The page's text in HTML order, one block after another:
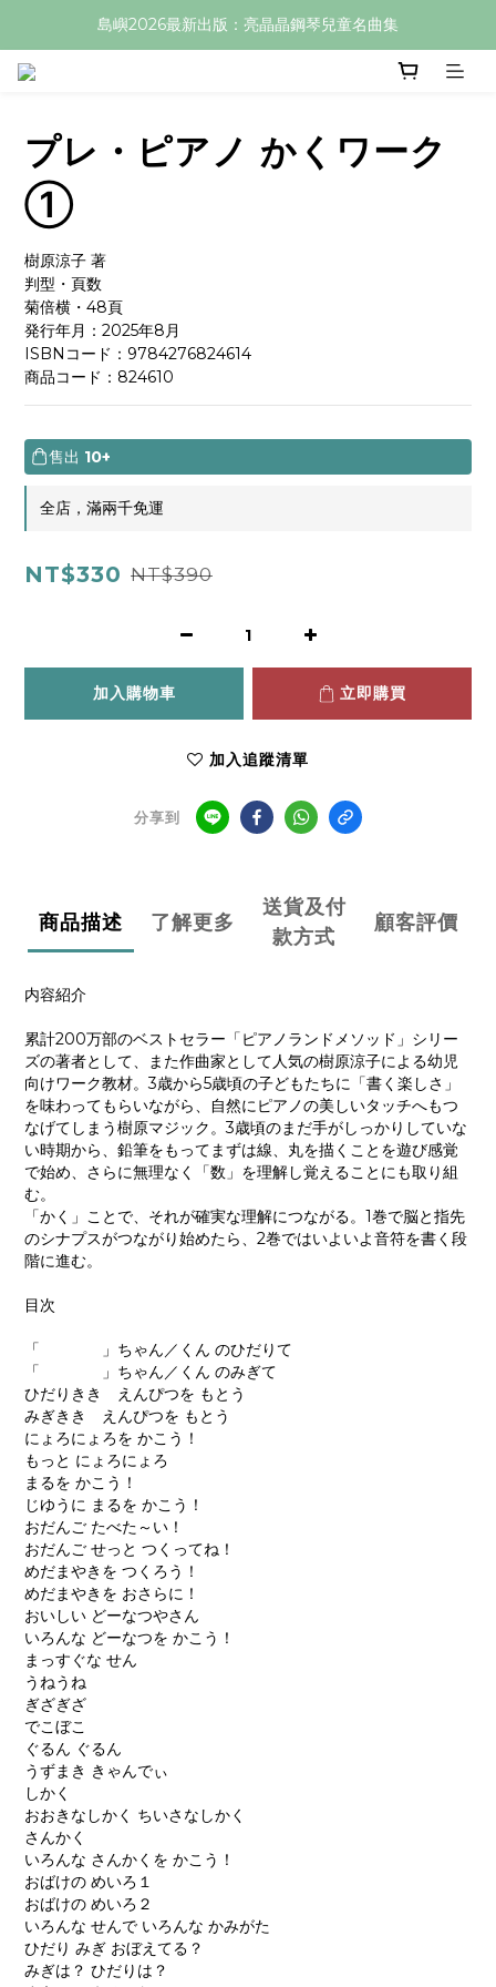
島嶼2026最新出版：亮晶晶鋼琴兒童名曲集
プレ・ピアノ かくワーク
①
樹原涼子 著
判型・頁数
菊倍横・48頁
発行年月：2025年8月
ISBNコード：9784276824614
商品コード：824610
售出 10+
全店，滿兩千免運
NT$330 NT$390
加入購物車 立即購買
加入追蹤清單
分享到
商品描述 了解更多
送貨及付
款方式
顧客評價
内容紹介
累計200万部のベストセラー「ピアノランドメソッド」シリー
ズの著者として、また作曲家として人気の樹原涼子による幼児
向けワーク教材。3歳から5歳頃の子どもたちに「書く楽しさ」
を味わってもらいながら、自然にピアノの美しいタッチへもつ
なげてしまう樹原マジック。3歳頃のまだ手がしっかりしていな
い時期から、鉛筆をもってまずは線、丸を描くことを遊び感覚
で始め、さらに無理なく「数」を理解し覚えることにも取り組
む。
「かく」ことで、それが確実な理解につながる。1巻で脳と指先
のシナプスがつながり始めたら、2巻ではいよいよ音符を書く段
階に進む。
目次
「 」ちゃん／くん のひだりて
「 」ちゃん／くん のみぎて
ひだりきき えんぴつを もとう
みぎきき えんぴつを もとう
にょろにょろを かこう！
もっと にょろにょろ
まるを かこう！
じゆうに まるを かこう！
おだんご たべた～い！
おだんご せっと つくってね！
めだまやきを つくろう！
めだまやきを おさらに！
おいしい どーなつやさん
いろんな どーなつを かこう！
まっすぐな せん
うねうね
ぎざぎざ
でこぼこ
ぐるん ぐるん
うずまき きゃんでぃ
しかく
おおきなしかく ちいさなしかく
さんかく
いろんな さんかくを かこう！
おばけの めいろ１
おばけの めいろ２
いろんな せんで いろんな かみがた
ひだり みぎ おぼえてる？
みぎは？ ひだりは？